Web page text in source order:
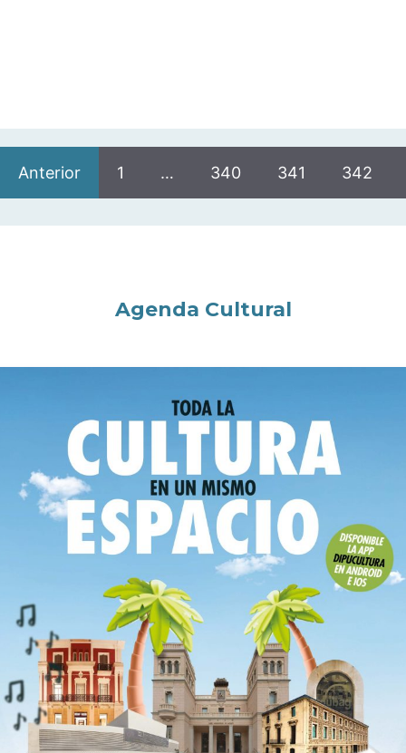
Anterior 1 … 340 341 342
Agenda Cultural